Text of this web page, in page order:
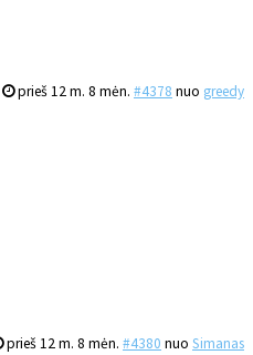
prieš 12 m. 8 mėn. #4378 nuo greedy
prieš 12 m. 8 mėn. #4380 nuo Simanas